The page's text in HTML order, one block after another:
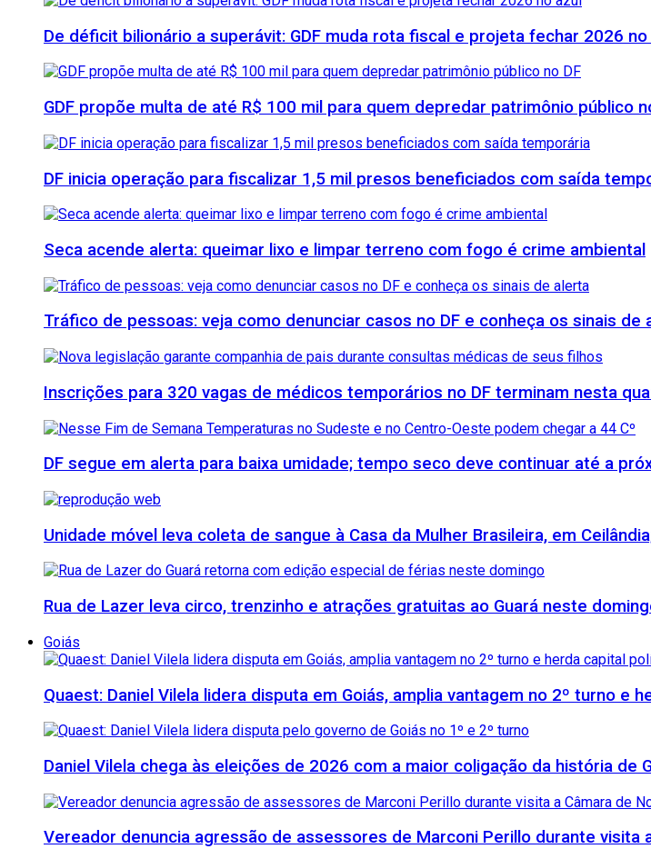
De déficit bilionário a superávit: GDF muda rota fiscal e projeta fechar 2026 no
GDF propõe multa de até R$ 100 mil para quem depredar patrimônio público
DF inicia operação para fiscalizar 1,5 mil presos beneficiados com saída
Seca acende alerta: queimar lixo e limpar terreno com fogo é crime ambiental
Tráfico de pessoas: veja como denunciar casos no DF e conheça os sinais de
Inscrições para 320 vagas de médicos temporários no DF terminam nesta
DF segue em alerta para baixa umidade; tempo seco deve continuar até a
Unidade móvel leva coleta de sangue à Casa da Mulher Brasileira, em
Rua de Lazer leva circo, trenzinho e atrações gratuitas ao Guará neste
Goiás
Quaest: Daniel Vilela lidera disputa em Goiás, amplia vantagem no 2º turno e
Daniel Vilela chega às eleições de 2026 com a maior coligação da história de
Vereador denuncia agressão de assessores de Marconi Perillo durante visita